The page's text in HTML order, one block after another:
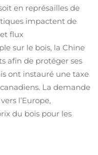
en représailles de
impactent de
flux
sur le bois, la Chine
afin de protéger ses
ont instauré une taxe
La demande
l’Europe,
du bois pour les